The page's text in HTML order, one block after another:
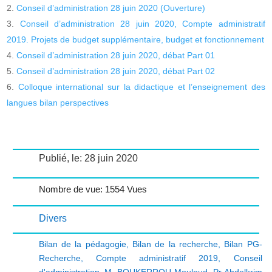
Conseil d’administration 28 juin 2020 (Ouverture)
Conseil d’administration 28 juin 2020, Compte administratif
2019. Projets de budget supplémentaire, budget et fonctionnement
Conseil d’administration 28 juin 2020, débat Part 01
Conseil d’administration 28 juin 2020, débat Part 02
Colloque international sur la didactique et l’enseignement des
langues bilan perspectives
Publié, le: 28 juin 2020
Nombre de vue: 1554 Vues
Divers
Bilan de la pédagogie, Bilan de la recherche, Bilan PG-
Recherche, Compte administratif 2019
Conseil